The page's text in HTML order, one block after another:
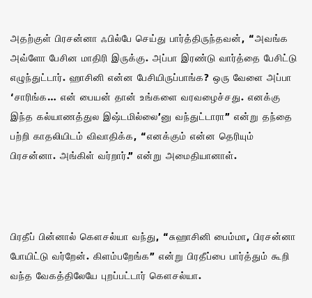
அதற்குள் பிரசன்னா ஃபில்பே செய்து பார்த்திருந்தவன், “அவங்க
அவ்ளோ பேசின மாதிரி இருக்கு. அப்பா இரண்டு வார்த்தை பேசிட்டு
எழுந்துட்டார். ஹாசினி‌ என்ன பேசியிருப்பாங்க? ஒரு வேளை அப்பா
‘சாரிங்க… என் பையன் தான் உங்களை வரவழைச்சது. எனக்கு
இந்த கல்யாணத்துல இஷ்டமில்லை’னு வந்துட்டாரா” என்று தந்தை
பற்றி காதலியிடம் விவாதிக்க, “எனக்கும் என்ன தெரியும்
பிரசன்னா. அங்கிள் வர்றார்.” என்று அமைதியானாள்.
பிரதீப் பின்னால் கௌசல்யா வந்து, “சுஹாசினி பைம்மா, பிரசன்னா
போயிட்டு வர்றேன். கிளம்பறேங்க” என்று பிரதீப்பை பார்த்தும் கூறி
வந்த வேகத்திலேயே புறப்பட்டார் கௌசல்யா.